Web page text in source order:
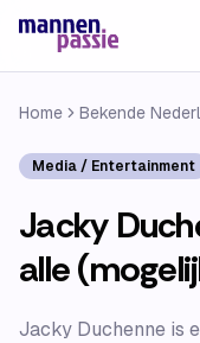
Home Bekende
Media / Entertainment
Jacky
alle
Jacky Duchenne is